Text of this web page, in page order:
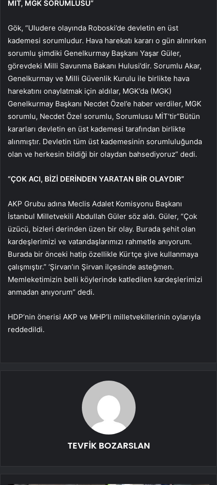
MİT, MGK SORUMLUSU”
Gök, “Uludere olayında Roboski’de devletin en üst
kademesi sorumludur. Hava harekatı kararı o gün alınırken
sorumlu şimdiki Genelkurmay Başkanı Yaşar Güler,
görevdeki Milli Savunma Bakanı Hulusi’dir. Sorumlu Akar,
Genelkurmay ve Milli Güvenlik Kurulu ile birlikte hava
harekatını onaylatmak için aldılar, MGK’da (MGK)
Genelkurmay Başkanı Necdet Özel’e haber verdiler, MGK
sorumlu, Necdet Özel sorumlu, Sorumlusu MİT’tir”Bütün
kararları devletin en üst kademesi tarafından birlikte
alınmıştır. Devletin tüm üst kademesinin sorumluluğunda
olan ve herkesin bildiği bir olaydan bahsediyoruz” dedi.
“ÇOK ACI, BİZİ DERİNDEN YARATAN BİR OLAYDIR”
AKP Grubu adına Meclis Adalet Komisyonu Başkanı
İstanbul Milletvekili Abdullah Güler söz aldı. Güler, “Çok
üzücü, bizleri derinden üzen bir olay. Burada şehit olan
kardeşlerimizi ve vatandaşlarımızı rahmetle anıyorum.
Burada bir önceki hatip özellikle Kürtçe şive kullanmaya
çalışmıştır.” ‘Şirvan’ın Şirvan ilçesinde asteğmen.
Memleketimizin belli köylerinde katledilen kardeşlerimizi
anmadan anıyorum” dedi.
HDP’nin önerisi AKP ve MHP’li milletvekillerinin oylarıyla
reddedildi.
TEVFİK BOZARSLAN